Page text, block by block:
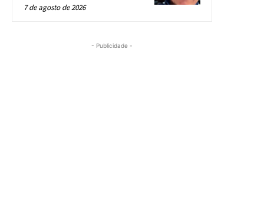
7 de agosto de 2026
- Publicidade -